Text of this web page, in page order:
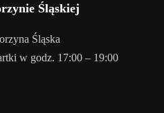
Śląskiej
Śląska
w godz. 17:00 – 19:00